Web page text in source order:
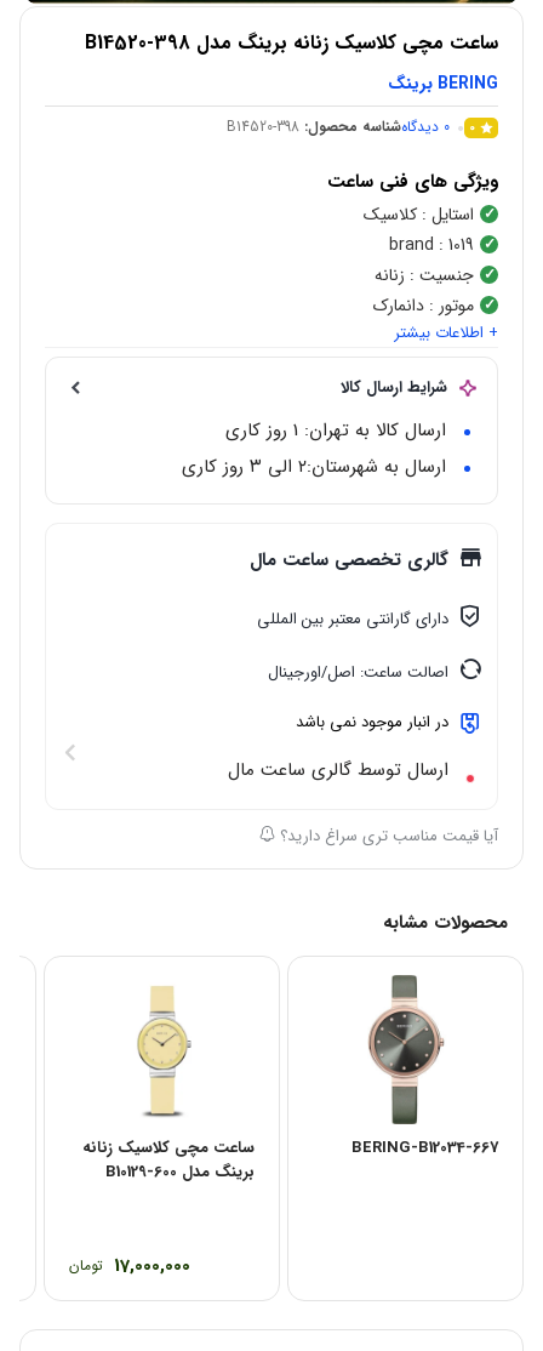
ساعت مچی کلاسیک زنانه برینگ مدل B14520-398
BERING برینگ
0
0 دیدگاهشناسه محصول: B14520-398
ویژگی های فنی ساعت
استایل : کلاسیک
brand : 1019
جنسیت : زنانه
موتور : دانمارک
نوع موتور:اتوماتیک
جنس قاب:استیل ضد زنگ
رنگ صفحه: آبی
مقاوم در برابر آب
+ اطلاعات بیشتر
شرایط ارسال کالا
ارسال کالا به تهران: 1 روز کاری
ارسال به شهرستان:‌۲ الی ۳ روز کاری
گالری تخصصی ساعت مال
دارای گارانتی معتبر بین المللی
اصالت ساعت: اصل/اورجینال
در انبار موجود نمی باشد
ارسال توسط گالری ساعت مال
آیا قیمت مناسب تری سراغ دارید؟
محصولات مشابه
BERING-B12034-667
ساعت مچی کلاسیک زنانه
برینگ مدل B10129-600
17,000,000 تومان